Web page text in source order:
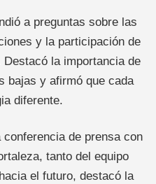
a preguntas sobre las
y la participación de
la importancia de
bajas y afirmó que cada
diferente.
de prensa con
tanto del equipo
el futuro, destacó la